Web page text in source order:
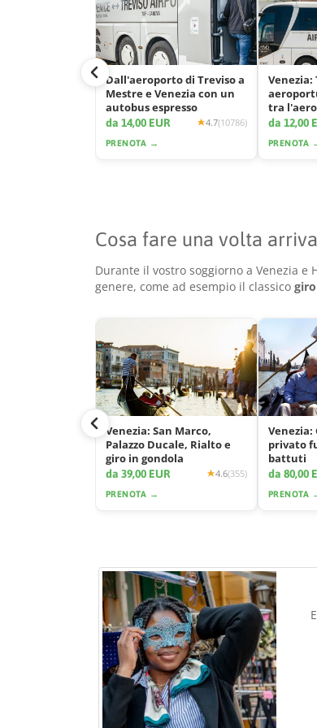
Dall'aeroporto di Treviso a
Mestre e Venezia con un
autobus espresso
da 14,00 EUR 4.7(10786)
PRENOTA →
tra
e la città
da 12,00
PRENOTA
Cosa fare una volta
Durante il vostro soggiorno a Venezia
genere, come ad esempio il classico
Venezia: San Marco,
Palazzo Ducale, Rialto e
giro in gondola
da 39,00 EUR 4.6(355)
PRENOTA →
Venezia:
privato
battuti
da 80,00
PRENOTA